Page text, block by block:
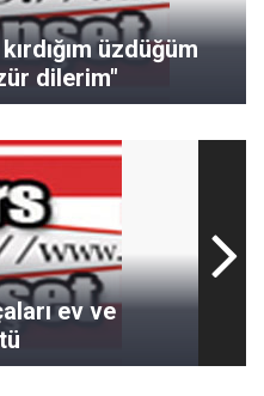
üzdüğüm
dilerim"
ev ve